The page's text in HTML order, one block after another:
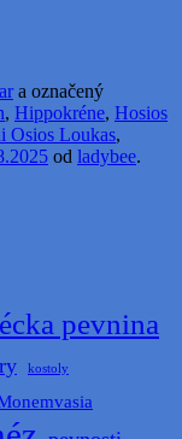
a označený
, Hippokréne, Hosios
Osios Loukas,
od ladybee.
pevnina
kostoly